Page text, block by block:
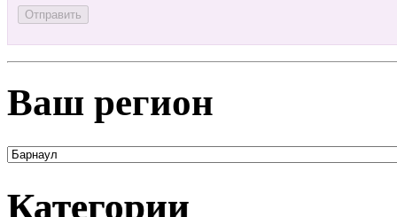
Ваш регион
Категории